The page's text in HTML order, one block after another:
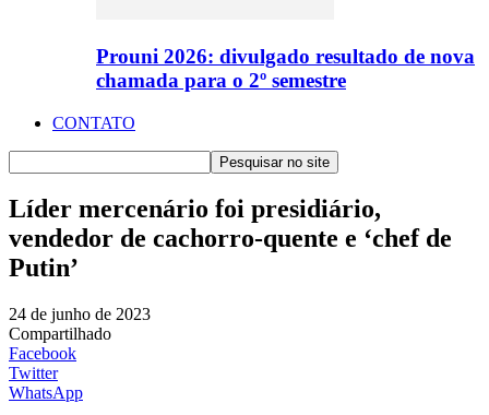
Prouni 2026: divulgado resultado de nova
chamada para o 2º semestre
CONTATO
Líder mercenário foi presidiário,
vendedor de cachorro-quente e ‘chef de
Putin’
24 de junho de 2023
Compartilhado
Facebook
Twitter
WhatsApp